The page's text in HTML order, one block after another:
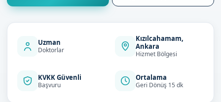
Uzman
Doktorlar
Kızılcahamam,
Ankara
Hizmet Bölgesi
KVKK Güvenli
Başvuru
Ortalama
Geri Dönüş 15 dk